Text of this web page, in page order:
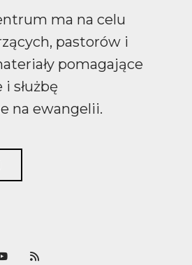
ma na celu
pastorów i
pomagające
służbę
na ewangelii.